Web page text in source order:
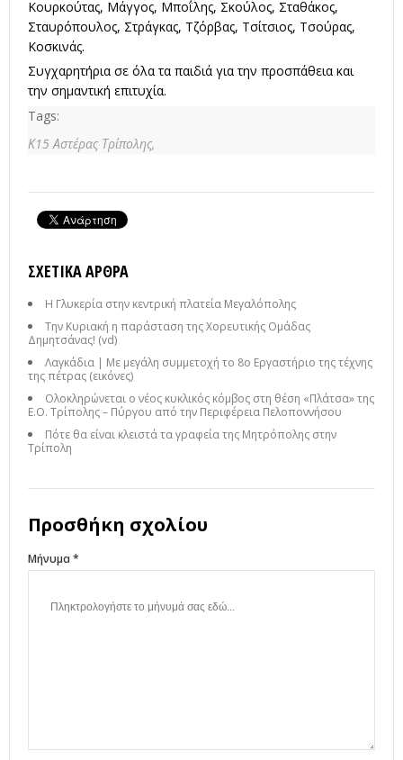
Κουρκούτας, Μάγγος, Μποΐλης, Σκούλος, Σταθάκος,
Σταυρόπουλος, Στράγκας, Τζόρβας, Τσίτσιος, Τσούρας,
Κοσκινάς.
Συγχαρητήρια σε όλα τα παιδιά για την προσπάθεια και
την σημαντική επιτυχία.
Tags:
Κ15 Αστέρας Τρίπολης,
ΣΧΕΤΙΚΆ ΆΡΘΡΑ
Η Γλυκερία στην κεντρική πλατεία Μεγαλόπολης
Την Κυριακή η παράσταση της Χορευτικής Ομάδας
Δημητσάνας! (vd)
Λαγκάδια | Με μεγάλη συμμετοχή το 8ο Εργαστήριο της τέχνης
της πέτρας (εικόνες)
Ολοκληρώνεται ο νέος κυκλικός κόμβος στη θέση «Πλάτσα» της
Ε.Ο. Τρίπολης – Πύργου από την Περιφέρεια Πελοποννήσου
Πότε θα είναι κλειστά τα γραφεία της Μητρόπολης στην
Τρίπολη
Προσθήκη σχολίου
Μήνυμα *